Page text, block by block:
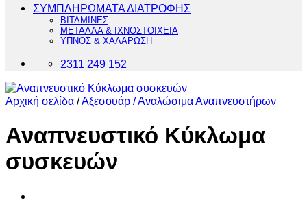
ΣΥΜΠΛΗΡΩΜΑΤΑ ΔΙΑΤΡΟΦΗΣ
ΒΙΤΑΜΙΝΕΣ
ΜΕΤΑΛΛΑ & ΙΧΝΟΣΤΟΙΧΕΙΑ
ΥΠΝΟΣ & ΧΑΛΑΡΩΣΗ
2311 249 152
Αρχική σελίδα /Αξεσουάρ / Αναλώσιμα Αναπνευστήρων
Αναπνευστικό Κύκλωμα
συσκευών